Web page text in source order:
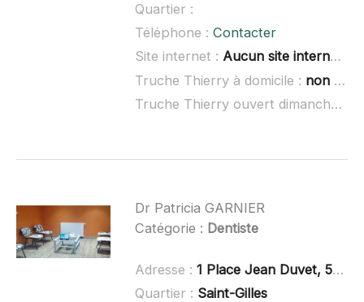
Quartier :
Téléphone : Contacter
Site internet : Aucun site internet connu
Truche Thierry à domicile : non renseigné
Truche Thierry ouvert dimanche :
Dr Patricia GARNIER
Catégorie : Dentiste
Adresse : 1 Place Jean Duvet, 52200 Langres
Quartier : Saint-Gilles